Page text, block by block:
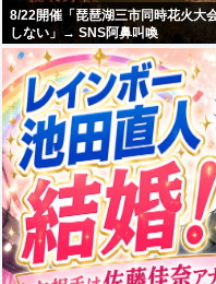
8/22開催「琵琶湖三市同時花火大
しない」→ SNS阿鼻叫喚